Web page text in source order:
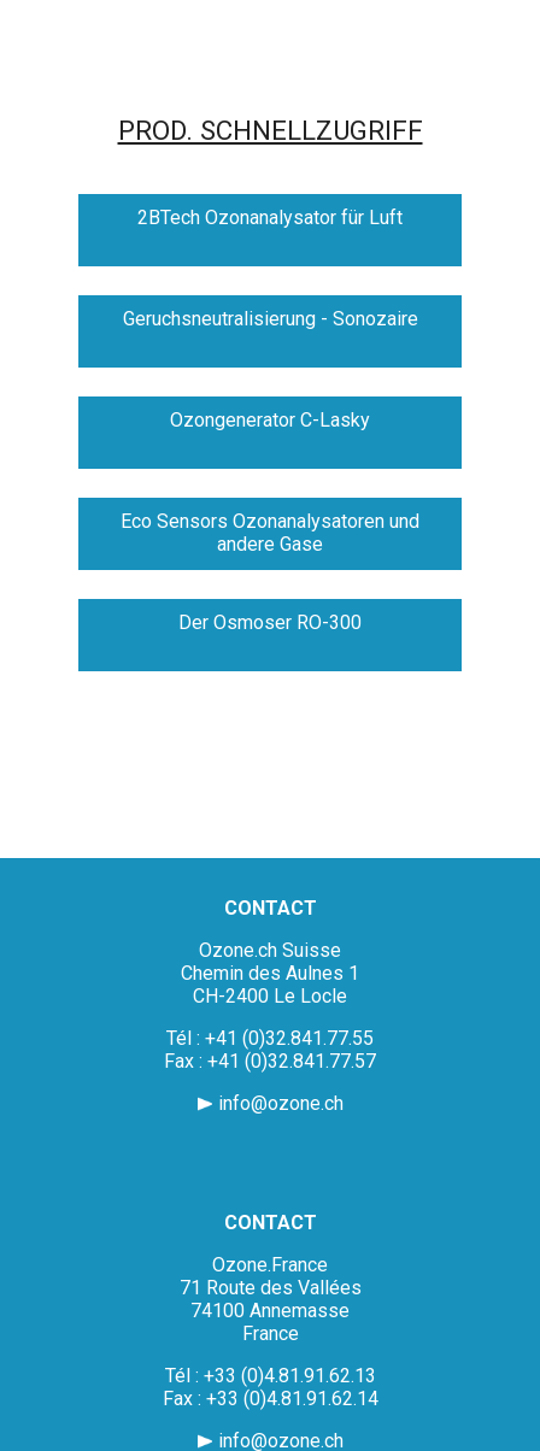
PROD. SCHNELLZUGRIFF
2BTech Ozonanalysator für Luft
Geruchsneutralisierung - Sonozaire
Ozongenerator C-Lasky
Eco Sensors Ozonanalysatoren und
andere Gase
Der Osmoser RO-300
CONTACT
Ozone.ch Suisse
Chemin des Aulnes 1
CH-2400 Le Locle
Tél : +41 (0)32.841.77.55
Fax : +41 (0)32.841.77.57
info@ozone.ch
CONTACT
Ozone.France
71 Route des Vallées
74100 Annemasse
France
Tél : +33 (0)4.81.91.62.13
Fax : +33 (0)4.81.91.62.14
info@ozone.ch